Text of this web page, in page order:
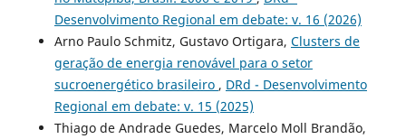
Desenvolvimento Regional em debate: v. 16 (2026)
Arno Paulo Schmitz, Gustavo Ortigara, Clusters de
geração de energia renovável para o setor
sucroenergético brasileiro , DRd - Desenvolvimento
Regional em debate: v. 15 (2025)
Thiago de Andrade Guedes, Marcelo Moll Brandão,